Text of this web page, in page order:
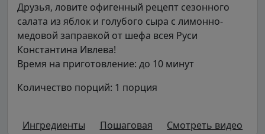
Друзья, ловите офигенный рецепт сезонного
салата из яблок и голубого сыра с лимонно-
медовой заправкой от шефа всея Руси
Константина Ивлева!
Время на приготовление: до 10 минут
Количество порций: 1 порция
Ингредиенты Пошаговая Смотреть видео